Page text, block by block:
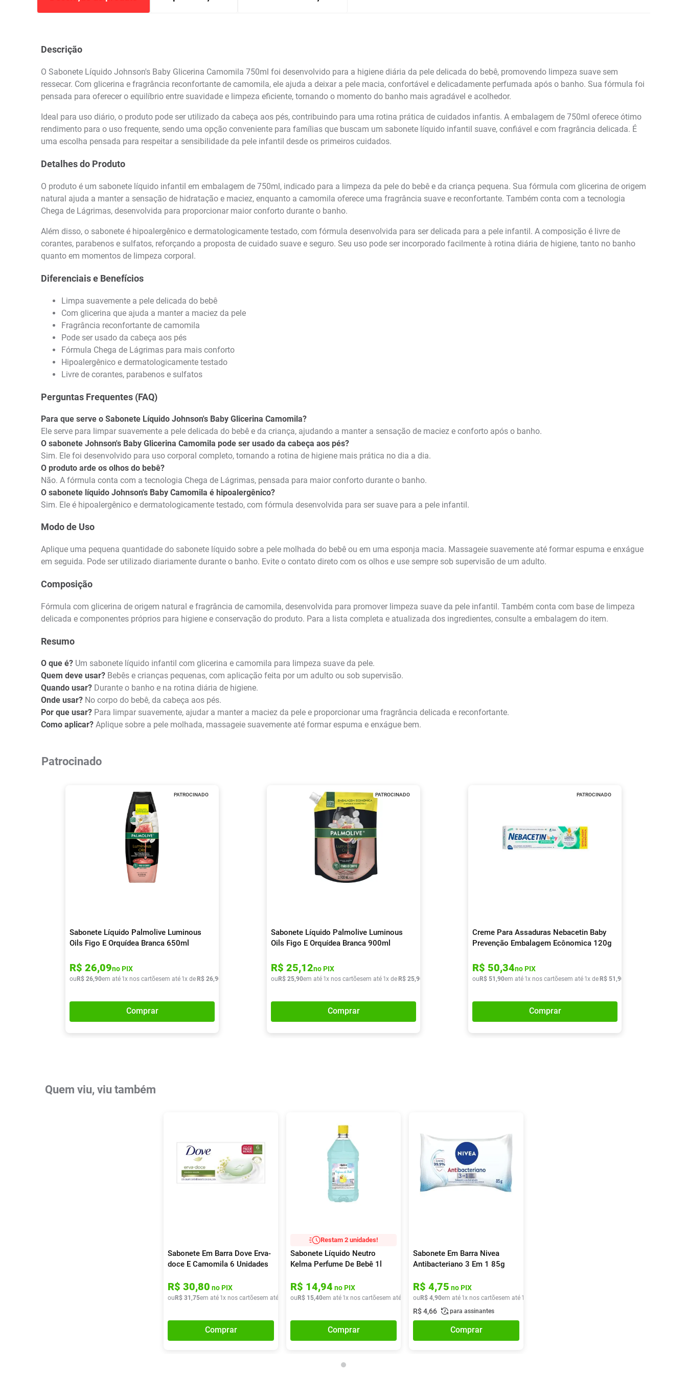
Descrição
O Sabonete Líquido Johnson's Baby Glicerina Camomila 750ml foi desenvolvido para a higiene diária da pele delicada do bebê, promovendo limpeza suave sem
ressecar. Com glicerina e fragrância reconfortante de camomila, ele ajuda a deixar a pele macia, confortável e delicadamente perfumada após o banho. Sua fórmula foi
pensada para oferecer o equilíbrio entre suavidade e limpeza eficiente, tornando o momento do banho mais agradável e acolhedor.
Ideal para uso diário, o produto pode ser utilizado da cabeça aos pés, contribuindo para uma rotina prática de cuidados infantis. A embalagem de 750ml oferece ótimo
rendimento para o uso frequente, sendo uma opção conveniente para famílias que buscam um sabonete líquido infantil suave, confiável e com fragrância delicada. É
uma escolha pensada para respeitar a sensibilidade da pele infantil desde os primeiros cuidados.
Detalhes do Produto
O produto é um sabonete líquido infantil em embalagem de 750ml, indicado para a limpeza da pele do bebê e da criança pequena. Sua fórmula com glicerina de origem
natural ajuda a manter a sensação de hidratação e maciez, enquanto a camomila oferece uma fragrância suave e reconfortante. Também conta com a tecnologia
Chega de Lágrimas, desenvolvida para proporcionar maior conforto durante o banho.
Além disso, o sabonete é hipoalergênico e dermatologicamente testado, com fórmula desenvolvida para ser delicada para a pele infantil. A composição é livre de
corantes, parabenos e sulfatos, reforçando a proposta de cuidado suave e seguro. Seu uso pode ser incorporado facilmente à rotina diária de higiene, tanto no banho
quanto em momentos de limpeza corporal.
Diferenciais e Benefícios
Limpa suavemente a pele delicada do bebê
Com glicerina que ajuda a manter a maciez da pele
Fragrância reconfortante de camomila
Pode ser usado da cabeça aos pés
Fórmula Chega de Lágrimas para mais conforto
Hipoalergênico e dermatologicamente testado
Livre de corantes, parabenos e sulfatos
Perguntas Frequentes (FAQ)
Para que serve o Sabonete Líquido Johnson's Baby Glicerina Camomila?
Ele serve para limpar suavemente a pele delicada do bebê e da criança, ajudando a manter a sensação de maciez e conforto após o banho.
O sabonete Johnson's Baby Glicerina Camomila pode ser usado da cabeça aos pés?
Sim. Ele foi desenvolvido para uso corporal completo, tornando a rotina de higiene mais prática no dia a dia.
O produto arde os olhos do bebê?
Não. A fórmula conta com a tecnologia Chega de Lágrimas, pensada para maior conforto durante o banho.
O sabonete líquido Johnson's Baby Camomila é hipoalergênico?
Sim. Ele é hipoalergênico e dermatologicamente testado, com fórmula desenvolvida para ser suave para a pele infantil.
Modo de Uso
Aplique uma pequena quantidade do sabonete líquido sobre a pele molhada do bebê ou em uma esponja macia. Massageie suavemente até formar espuma e enxágue
em seguida. Pode ser utilizado diariamente durante o banho. Evite o contato direto com os olhos e use sempre sob supervisão de um adulto.
Composição
Fórmula com glicerina de origem natural e fragrância de camomila, desenvolvida para promover limpeza suave da pele infantil. Também conta com base de limpeza
delicada e componentes próprios para higiene e conservação do produto. Para a lista completa e atualizada dos ingredientes, consulte a embalagem do item.
Resumo
O que é? Um sabonete líquido infantil com glicerina e camomila para limpeza suave da pele.
Quem deve usar? Bebês e crianças pequenas, com aplicação feita por um adulto ou sob supervisão.
Quando usar? Durante o banho e na rotina diária de higiene.
Onde usar? No corpo do bebê, da cabeça aos pés.
Por que usar? Para limpar suavemente, ajudar a manter a maciez da pele e proporcionar uma fragrância delicada e reconfortante.
Como aplicar? Aplique sobre a pele molhada, massageie suavemente até formar espuma e enxágue bem.
Patrocinado
PATROCINADO
Sabonete Líquido Palmolive Luminous
Oils Figo E Orquídea Branca 650ml
R$ 26,09no PIX
ouR$ 26,90em até 1x nos cartõesem até 1x deR$ 26,90
Comprar
PATROCINADO
Sabonete Líquido Palmolive Luminous
Oils Figo E Orquídea Branca 900ml
R$ 25,12no PIX
ouR$ 25,90em até 1x nos cartõesem até 1x deR$ 25,90
Comprar
PATROCINADO
Creme Para Assaduras Nebacetin Baby
Prevenção Embalagem Ecônomica 120g
R$ 50,34no PIX
ouR$ 51 ,90em até 1x nos cartõesem até 1x deR$ 51 ,90
Comprar
Quem viu, viu também
Sabonete Em Barra Dove Erva-
doce E Camomila 6 Unidades
R$ 30,80 no PIX
ouR$ 31 ,75em até 1x nos cartõesem até x deR$ 31,75
Comprar
Restam 2 unidades!
Sabonete Líquido Neutro
Kelma Perfume De Bebê 1l
R$ 14,94 no PIX
ouR$ 15,40em até 1x nos cartõesem até x deR$ 15,40
Comprar
Sabonete Em Barra Nivea
Antibacteriano 3 Em 1 85g
R$ 4,75 no PIX
ouR$ 4,90em até 1x nos cartõesem até 1
R$4,66 para assinantes
Comprar